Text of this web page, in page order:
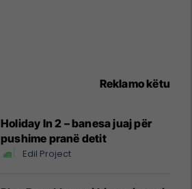
Reklamo këtu
Holiday In 2 – banesa juaj për
pushime pranë detit
Edil Project